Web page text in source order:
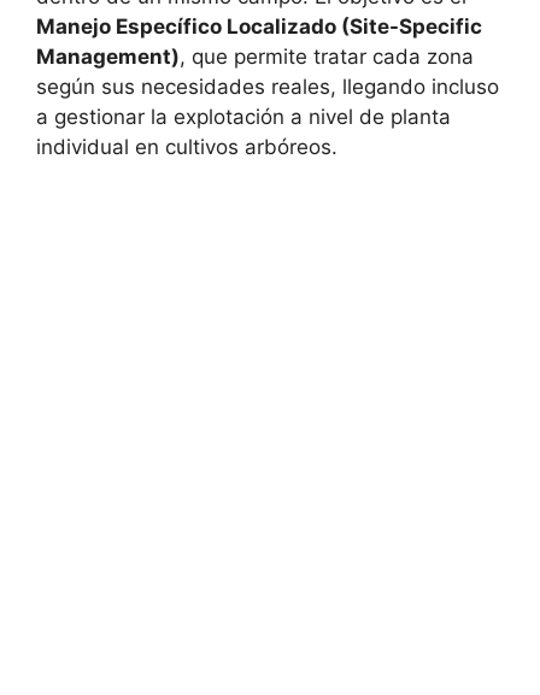
Manejo Específico Localizado (Site-Specific
Management), que permite tratar cada zona
según sus necesidades reales, llegando incluso
a gestionar la explotación a nivel de planta
individual en cultivos arbóreos.